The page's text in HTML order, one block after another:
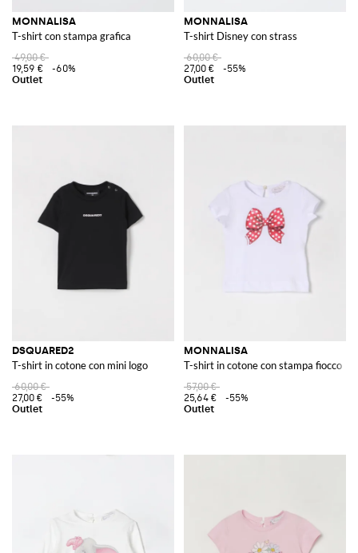
MONNALISA
T-shirt con stampa grafica
49,00 €
19,59 €
-60%
MONNALISA
T-shirt Disney con strass
60,00 €
27,00 €
-55%
DSQUARED2
T-shirt in cotone con mini logo
60,00 €
27,00 €
-55%
MONNALISA
T-shirt in cotone con stampa fiocco
57,00 €
25,64 €
-55%